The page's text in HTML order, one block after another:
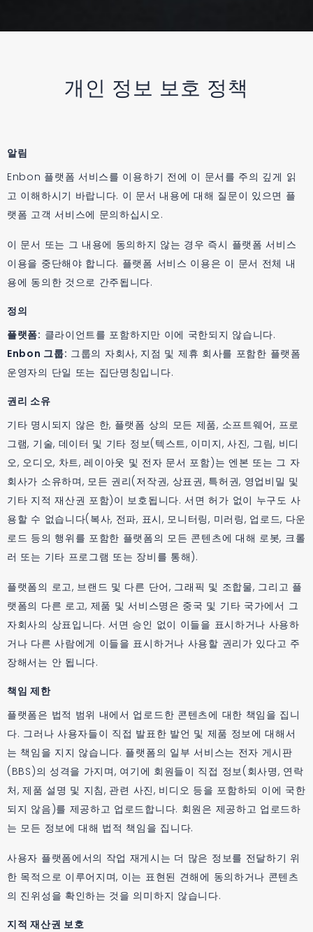
개인 정보 보호 정책
알림
Enbon 플랫폼 서비스를 이용하기 전에 이 문서를 주의 깊게 읽
고 이해하시기 바랍니다. 이 문서 내용에 대해 질문이 있으면 플
랫폼 고객 서비스에 문의하십시오.
이 문서 또는 그 내용에 동의하지 않는 경우 즉시 플랫폼 서비스
이용을 중단해야 합니다. 플랫폼 서비스 이용은 이 문서 전체 내
용에 동의한 것으로 간주됩니다.
정의
플랫폼: 클라이언트를 포함하지만 이에 국한되지 않습니다.
Enbon 그룹: 그룹의 자회사, 지점 및 제휴 회사를 포함한 플랫폼
운영자의 단일 또는 집단명칭입니다.
권리 소유
기타 명시되지 않은 한, 플랫폼 상의 모든 제품, 소프트웨어, 프로
그램, 기술, 데이터 및 기타 정보(텍스트, 이미지, 사진, 그림, 비디
오, 오디오, 차트, 레이아웃 및 전자 문서 포함)는 엔본 또는 그 자
회사가 소유하며, 모든 권리(저작권, 상표권, 특허권, 영업비밀 및
기타 지적 재산권 포함)이 보호됩니다. 서면 허가 없이 누구도 사
용할 수 없습니다(복사, 전파, 표시, 모니터링, 미러링, 업로드, 다운
로드 등의 행위를 포함한 플랫폼의 모든 콘텐츠에 대해 로봇, 크롤
러 또는 기타 프로그램 또는 장비를 통해).
플랫폼의 로고, 브랜드 및 다른 단어, 그래픽 및 조합물, 그리고 플
랫폼의 다른 로고, 제품 및 서비스명은 중국 및 기타 국가에서 그
자회사의 상표입니다. 서면 승인 없이 이들을 표시하거나 사용하
거나 다른 사람에게 이들을 표시하거나 사용할 권리가 있다고 주
장해서는 안 됩니다.
책임 제한
플랫폼은 법적 범위 내에서 업로드한 콘텐츠에 대한 책임을 집니
다. 그러나 사용자들이 직접 발표한 발언 및 제품 정보에 대해서
는 책임을 지지 않습니다. 플랫폼의 일부 서비스는 전자 게시판
(BBS)의 성격을 가지며, 여기에 회원들이 직접 정보(회사명, 연락
처, 제품 설명 및 지침, 관련 사진, 비디오 등을 포함하되 이에 국한
되지 않음)를 제공하고 업로드합니다. 회원은 제공하고 업로드하
는 모든 정보에 대해 법적 책임을 집니다.
사용자 플랫폼에서의 작업 재게시는 더 많은 정보를 전달하기 위
한 목적으로 이루어지며, 이는 표현된 견해에 동의하거나 콘텐츠
의 진위성을 확인하는 것을 의미하지 않습니다.
지적 재산권 보호